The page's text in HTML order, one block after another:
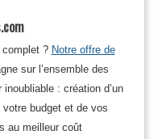
complet ? Notre offre de
sur l’ensemble des
: création d’un
budget et de vos
au meilleur coût